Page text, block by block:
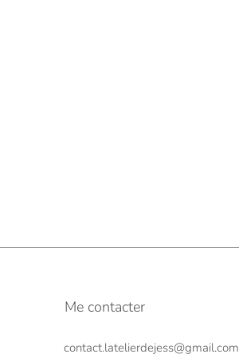
Me contacter
contact.latelierdejess@gmail.com